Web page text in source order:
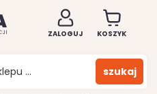
ZALOGUJ KOSZYK
szukaj